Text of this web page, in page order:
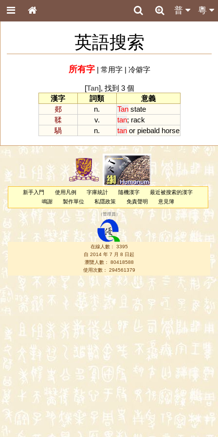
粵
普
英語搜索
所有字| 常用字| 冷僻字
[Tan], 找到 3 個
漢字
詞類
意義
郯
n. Tan state
鞣
v. tan; rack
騧
n. tan or piebald horse
新手入門 使用凡例 字庫統計 隨機漢字
最近被搜索的漢字
鳴謝
製作單位 私隱政策 免責聲明 意見簿
（管理員 ）
在線人數： 3395
自 2014 年 7 月 8 日起
瀏覽人數： 80418588
使用次數： 294561379